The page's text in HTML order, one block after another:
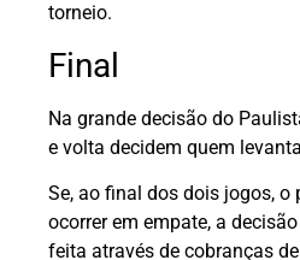
torneio.
Final
Na grande decisão do
e volta decidem quem
Se, ao final dos dois jogos, o
ocorrer em empate, a
feita através de cobranças